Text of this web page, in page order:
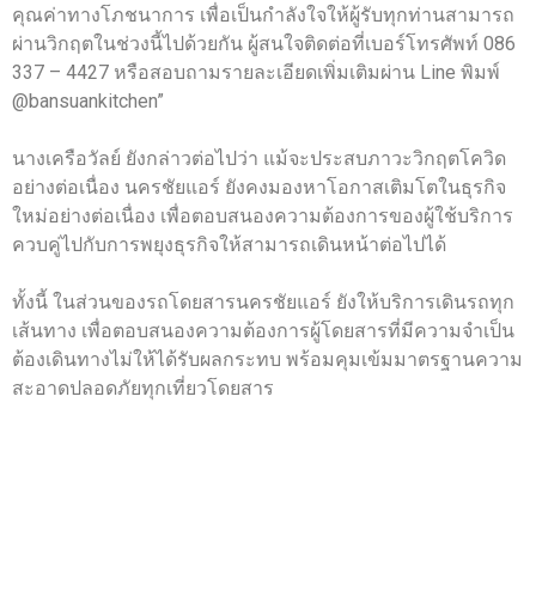
คุณค่าทางโภชนาการ เพื่อเป็นกำลังใจให้ผู้รับทุกท่านสามารถ
ผ่านวิกฤตในช่วงนี้ไปด้วยกัน ผู้สนใจติดต่อที่เบอร์โทรศัพท์ 086
337 – 4427 หรือสอบถามรายละเอียดเพิ่มเติมผ่าน Line พิมพ์
@bansuankitchen”
นางเครือวัลย์ ยังกล่าวต่อไปว่า แม้จะประสบภาวะวิกฤตโควิด
อย่างต่อเนื่อง นครชัยแอร์ ยังคงมองหาโอกาสเติมโตในธุรกิจ
ใหม่อย่างต่อเนื่อง เพื่อตอบสนองความต้องการของผู้ใช้บริการ
ควบคู่ไปกับการพยุงธุรกิจให้สามารถเดินหน้าต่อไปได้
ทั้งนี้ ในส่วนของรถโดยสารนครชัยแอร์ ยังให้บริการเดินรถทุก
เส้นทาง เพื่อตอบสนองความต้องการผู้โดยสารที่มีความจำเป็น
ต้องเดินทางไม่ให้ได้รับผลกระทบ พร้อมคุมเข้มมาตรฐานความ
สะอาดปลอดภัยทุกเที่ยวโดยสาร